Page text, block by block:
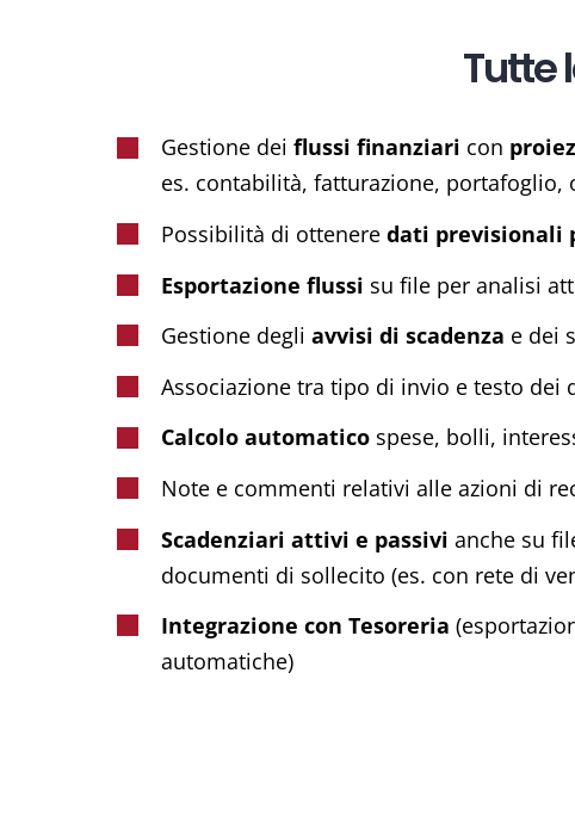
Tutte
Gestione deiflussi finanziari con
es. contabilità, fatturazione,
Possibilità di otteneredati previsionali
Esportazione flussi su file per analisi
Gestione degli avvisi di scadenza e dei
Associazione tra tipo di invio e testo dei
Calcolo automatico spese, bolli,
Note e commenti relativi alle azioni di
Scadenziari attivi e passivi anche su
documenti di sollecito (es. con rete di
Integrazione con Tesoreria
automatiche)